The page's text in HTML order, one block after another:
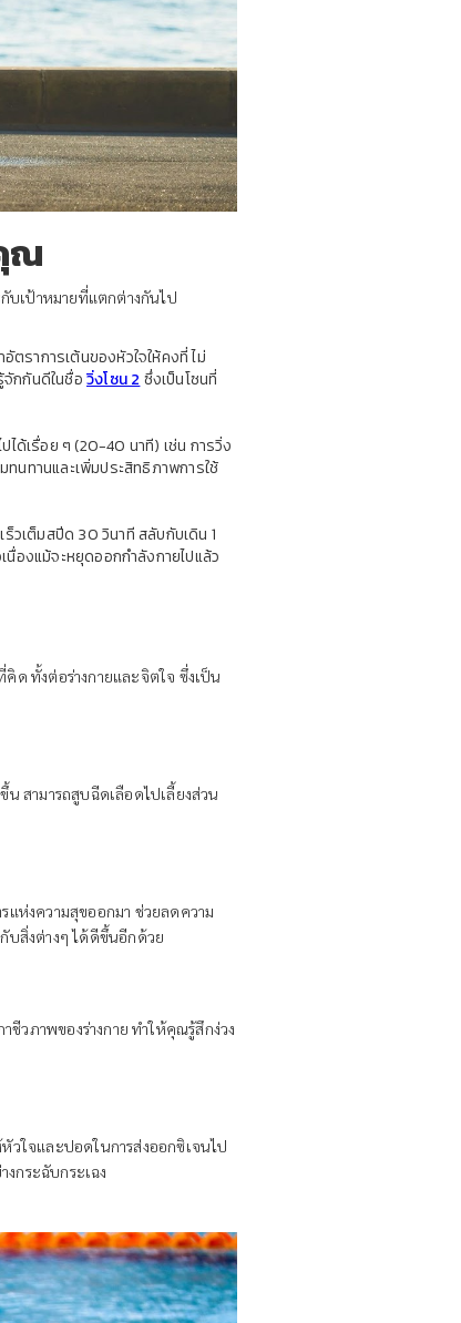
ณ
บเป้าหมายที่แตกต่างกันไป
ราการเต้นของหัวใจให้คงที่ ไม่
จักกันดีในชื่อวิ่งโซน 2 ซึ่งเป็นโซนที่
ด้เรื่อย ๆ (20-40 นาที) เช่น การวิ่ง
นทานและเพิ่มประสิทธิภาพการใช้
วเต็มสปีด 30 วินาที สลับกับเดิน 1
องแม้จะหยุดออกกำลังกายไปแล้ว
ด ทั้งต่อร่างกายและจิตใจ ซึ่งเป็น
สามารถสูบฉีดเลือดไปเลี้ยงส่วน
แห่งความสุขออกมา ช่วยลดความ
บสิ่งต่างๆ ได้ดีขึ้นอีกด้วย
วภาพของร่างกาย ทำให้คุณรู้สึกง่วง
วใจและปอดในการส่งออกซิเจนไป
กระฉับกระเฉง